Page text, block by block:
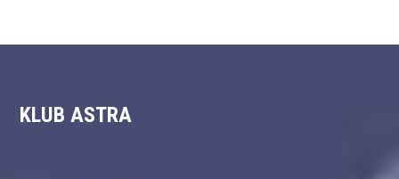
KLUB ASTRA